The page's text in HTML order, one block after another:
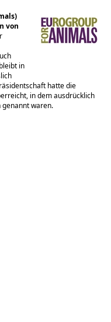
von
in
hatte die
in dem ausdrücklich
waren.